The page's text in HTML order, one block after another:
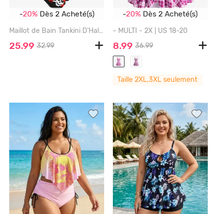
-20% Dès 2 Acheté(s)
Maillot de Bain Tankini D'Halloween Crâne Squelette Pirate Imprimés de Grande Taille en Treillis - BLACK - 1X | US 14-16
25.99 32.99
-20% Dès 2 Acheté(s)
- MULTI - 2X | US 18-20
8.99 36.99
Taille 2XL,3XL seulement